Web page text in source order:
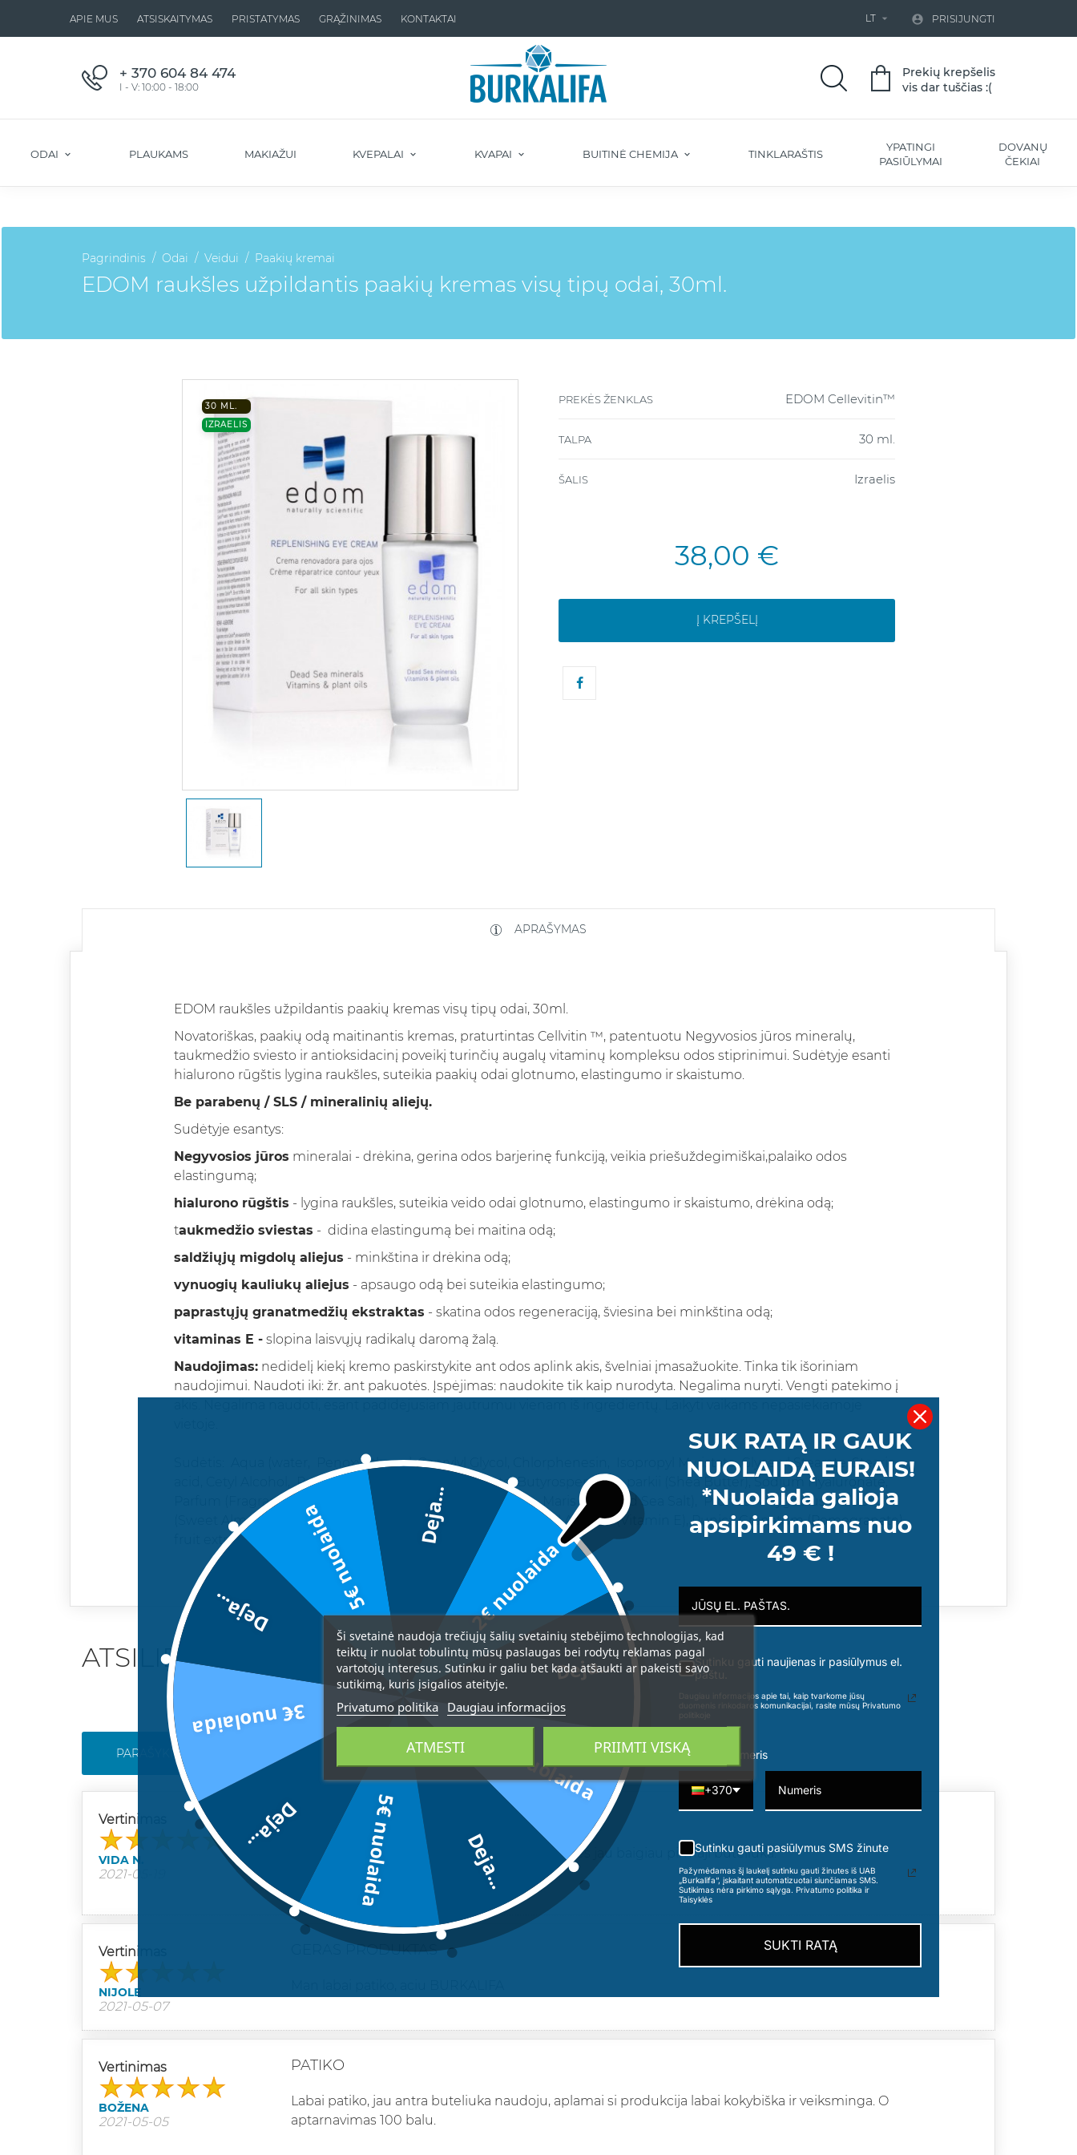
APIE MUS ATSISKAITYMAS PRISTATYMAS GRĄŽINIMAS KONTAKTAI LT   PRISIJUNGTI
+ 370 604 84 474
I - V: 10:00 - 18:00
Prekių krepšelis
vis dar tuščias :(
ODAI PLAUKAMS MAKIAŽUI KVEPALAI KVAPAI BUITINĖ CHEMIJA TINKLARAŠTIS
YPATINGI
PASIŪLYMAI
DOVANŲ
ČEKIAI
Pagrindinis Odai Veidui Paakių kremai
EDOM raukšles užpildantis paakių kremas visų tipų odai, 30ml.
30 ML.
IZRAELIS
PREKĖS ŽENKLAS EDOM Cellevitin™
TALPA 30 ml.
ŠALIS Izraelis
38,00 €
Į KREPŠELĮ
APRAŠYMAS
EDOM raukšles užpildantis paakių kremas visų tipų odai, 30ml.
Novatoriškas, paakių odą maitinantis kremas, praturtintas Cellvitin ™, patentuotu Negyvosios jūros mineralų,
taukmedžio sviesto ir antioksidacinį poveikį turinčių augalų vitaminų kompleksu odos stiprinimui. Sudėtyje esanti
hialurono rūgštis lygina raukšles, suteikia paakių odai glotnumo, elastingumo ir skaistumo.
Be parabenų / SLS / mineralinių aliejų.
Sudėtyje esantys:
Negyvosios jūros mineralai - drėkina, gerina odos barjerinę funkciją, veikia priešuždegimiškai,palaiko odos
elastingumą;
hialurono rūgštis - lygina raukšles, suteikia veido odai glotnumo, elastingumo ir skaistumo, drėkina odą;
taukmedžio sviestas - didina elastingumą bei maitina odą;
saldžiųjų migdolų aliejus - minkština ir drėkina odą;
vynuogių kauliukų aliejus - apsaugo odą bei suteikia elastingumo;
paprastųjų granatmedžių ekstraktas - skatina odos regeneraciją, šviesina bei minkština odą;
vitaminas E - slopina laisvųjų radikalų daromą žalą.
Naudojimas: nedidelį kiekį kremo paskirstykite ant odos aplink akis, švelniai įmasažuokite. Tinka tik išoriniam
naudojimui. Naudoti iki: žr. ant pakuotės. Įspėjimas: naudokite tik kaip nurodyta. Negalima nuryti. Vengti patekimo į
Sudėtis: Aqua (water, Penoxyethanol, Caprylyl Glycol, Chlorphenesin, Isopropyl Myristate, Glyceryl Stearate, Stearic
acid, Cetyl Alcohol, Propylene Glycol, Peg-40 Stearate, Butyrospermum parkii (Shea Butter), Sodium Hyaluronate,
Parfum (Fragrance), Sorbitan Tristearate, Triethanolamine, Maris sal (Dead Sea Salt), Prunus Amygdalus Dulcis
(Sweet Almond) Oil, Vitis Vinifera (Grape) Seed Oil, Tocopheryl Acetate (Vitamin E), Punica Granatum (Pomegranate)
fruit extract.
ATSILIEPIMAI
PARAŠYKITE SAVO ATSILIEPIMĄ
Vertinimas
VIDA N.
2021-05-19
REKOMENDUOJU
Man labai patiko, ka tik uzsisakiau dar viena, nes jau baigiau pirmaji buteliuka.
P.s. ACIU uz skanias dovaneles :-)
Vertinimas
NIJOLE
2021-05-07
GERAS PRODUKTAS
Vertinimas
BOŽENA
2021-05-05
PATIKO
Labai patiko, jau antra buteliuka naudoju, aplamai si produkcija labai kokybiška ir veiksminga. O
aptarnavimas 100 balu.
Ši svetainė naudoja trečiųjų šalių svetainių stebėjimo technologijas, kad
teiktų ir nuolat tobulintų mūsų paslaugas bei rodytų reklamas pagal
vartotojų interesus. Sutinku ir galiu bet kada atšaukti ar pakeisti savo
sutikimą, kuris įsigalios ateityje.
Privatumo politika Daugiau informacijos
ATMESTI PRIIMTI VISKĄ
2€ nuolaida
Deja...
3€ nuolaida
Deja...
5€ nuolaida
Deja...
3€ nuolaida
Deja... 5€ nuolaida Deja...
SUK RATĄ IR GAUK
NUOLAIDĄ EURAIS!
*Nuolaida galioja
apsipirkimams nuo
49 € !
Sutinku gauti naujienas ir pasiūlymus el.
paštu.
Daugiau informacijos apie tai, kaip tvarkome jūsų
duomenis rinkodaros komunikacijai, rasite mūsų Privatumo
politikoje
Telefono numeris
+370
Sutinku gauti pasiūlymus SMS žinute
Pažymėdamas šį laukelį sutinku gauti žinutes iš UAB
„Burkalifa“, įskaitant automatizuotai siunčiamas SMS.
Sutikimas nėra pirkimo sąlyga. Privatumo politika ir
Taisyklės
SUKTI RATĄ